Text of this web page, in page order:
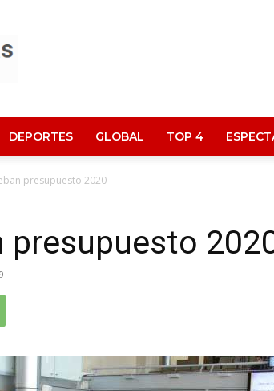
DEPORTES GLOBAL TOP 4
presupuesto 2020
presupuesto